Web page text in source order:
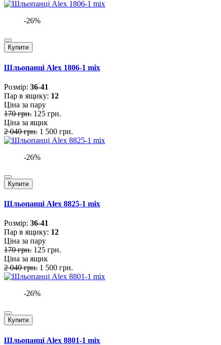
-26%
Купити
Шльопанці Alex 1806-1 mix
Розмiр: 36-41
Пар в ящику: 12
Ціна за пару
170 грн. 125 грн.
Ціна за ящик
2 040 грн. 1 500 грн.
-26%
Купити
Шльопанці Alex 8825-1 mix
Розмiр: 36-41
Пар в ящику: 12
Ціна за пару
170 грн. 125 грн.
Ціна за ящик
2 040 грн. 1 500 грн.
-26%
Купити
Шльопанці Alex 8801-1 mix